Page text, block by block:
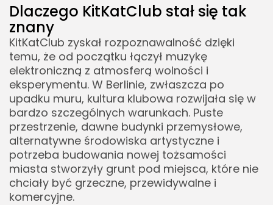
Dlaczego KitKatClub stał się tak
znany
KitKatClub zyskał rozpoznawalność dzięki
temu, że od początku łączył muzykę
elektroniczną z atmosferą wolności i
eksperymentu. W Berlinie, zwłaszcza po
upadku muru, kultura klubowa rozwijała się w
bardzo szczególnych warunkach. Puste
przestrzenie, dawne budynki przemysłowe,
alternatywne środowiska artystyczne i
potrzeba budowania nowej tożsamości
miasta stworzyły grunt pod miejsca, które nie
chciały być grzeczne, przewidywalne i
komercyjne.